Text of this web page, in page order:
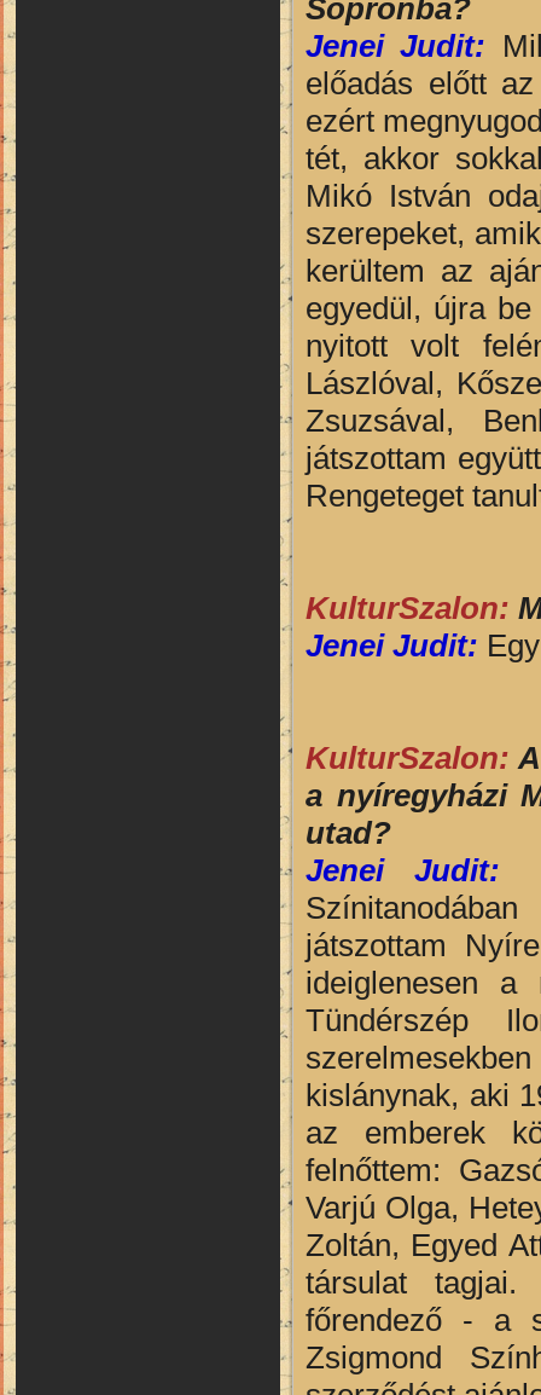
Sopronba?
Jenei Judit:
előadás előtt
ezért
tét, akkor
Mikó István
szerepeket,
kerültem az
egyedül, újra
nyitott volt
Lászlóval,
Zsuzsával,
játszottam
Rengeteget
KulturSzalon:
Jenei Judit:
KulturSzalon:
a nyíregyházi
utad?
Jenei Judit:
játszottam
ideiglenesen a
Tündérszép
kislánynak, aki
az emberek
felnőttem:
Varjú Olga,
Zoltán, Egyed
társulat tagjai.
főrendező - a
Zsigmond